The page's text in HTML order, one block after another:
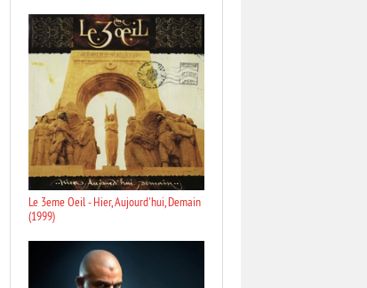
Le 3eme Oeil - Hier, Aujourd'hui, Demain
(1999)